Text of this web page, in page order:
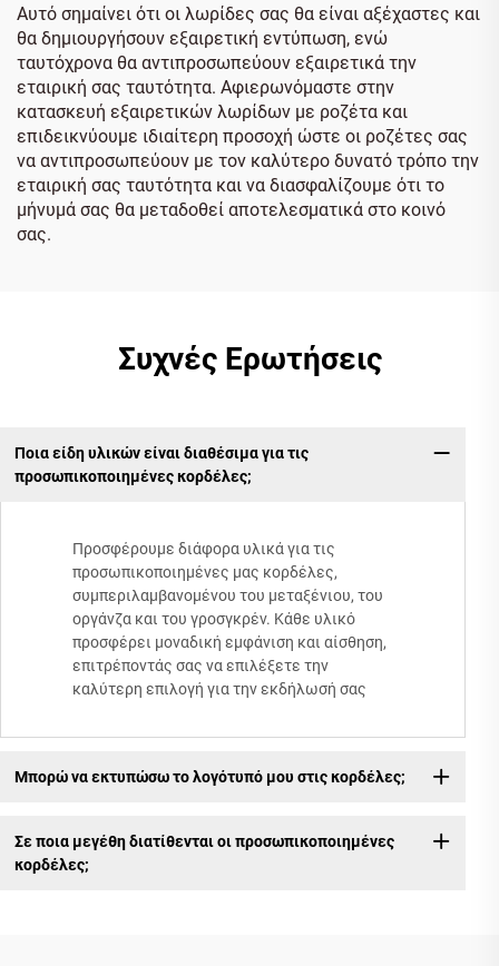
Αυτό σημαίνει ότι οι λωρίδες σας θα είναι αξέχαστες και
θα δημιουργήσουν εξαιρετική εντύπωση, ενώ
ταυτόχρονα θα αντιπροσωπεύουν εξαιρετικά την
εταιρική σας ταυτότητα. Αφιερωνόμαστε στην
κατασκευή εξαιρετικών λωρίδων με ροζέτα και
επιδεικνύουμε ιδιαίτερη προσοχή ώστε οι ροζέτες σας
να αντιπροσωπεύουν με τον καλύτερο δυνατό τρόπο την
εταιρική σας ταυτότητα και να διασφαλίζουμε ότι το
μήνυμά σας θα μεταδοθεί αποτελεσματικά στο κοινό
σας.
Συχνές Ερωτήσεις
Ποια είδη υλικών είναι διαθέσιμα για τις
προσωπικοποιημένες κορδέλες;
Προσφέρουμε διάφορα υλικά για τις
προσωπικοποιημένες μας κορδέλες,
συμπεριλαμβανομένου του μεταξένιου, του
οργάνζα και του γροσγκρέν. Κάθε υλικό
προσφέρει μοναδική εμφάνιση και αίσθηση,
επιτρέποντάς σας να επιλέξετε την
καλύτερη επιλογή για την εκδήλωσή σας
Μπορώ να εκτυπώσω το λογότυπό μου στις κορδέλες;
Σε ποια μεγέθη διατίθενται οι προσωπικοποιημένες
κορδέλες;